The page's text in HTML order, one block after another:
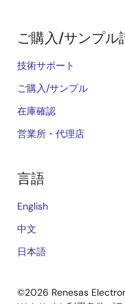
ご購入/サンプル
技術サポート
ご購入/サンプル
在庫確認
営業所・代理店
言語
English
中文
日本語
©2026 Renesas